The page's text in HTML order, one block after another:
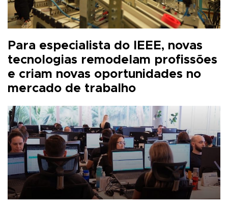
Para especialista do IEEE, novas
tecnologias remodelam profissões
e criam novas oportunidades no
mercado de trabalho